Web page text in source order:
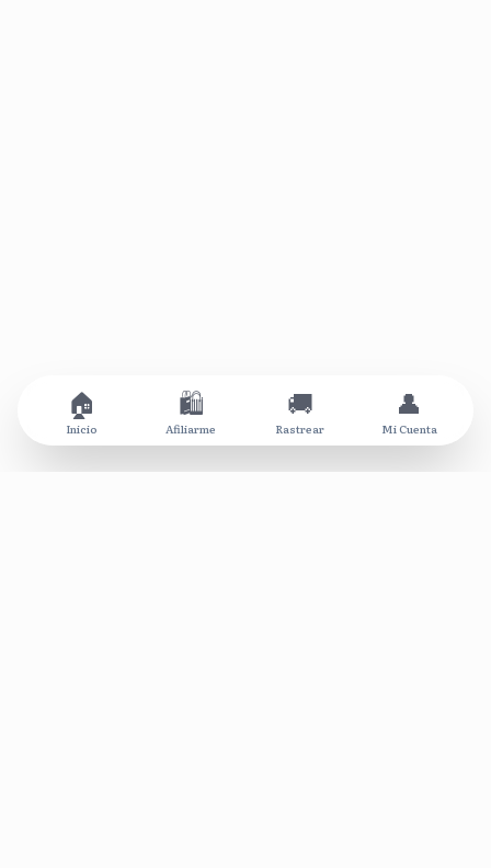
🏠
Inicio
🛍️
Afiliarme
🚚
Rastrear
👤
Mi Cuenta